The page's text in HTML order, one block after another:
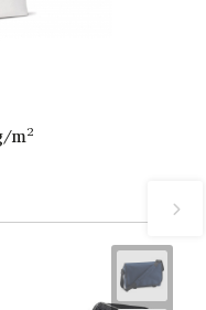
m²